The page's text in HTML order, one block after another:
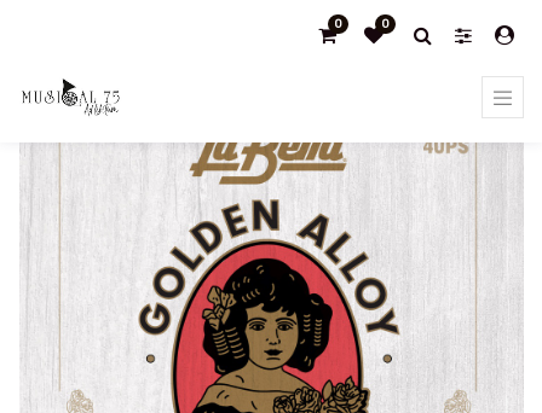
0 0
JUEGO DE CuerdasPARA GUITARRA ACÚSTICA LA